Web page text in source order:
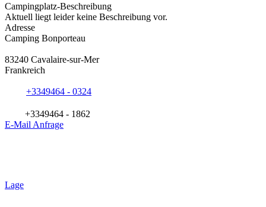
Campingplatz-Beschreibung
Aktuell liegt leider keine Beschreibung vor.
Adresse
Camping Bonporteau
83240 Cavalaire-sur-Mer
Frankreich
+3349464 - 0324
+3349464 - 1862
E-Mail Anfrage
Lage